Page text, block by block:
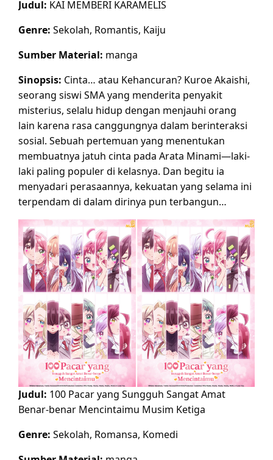
Judul: KAI MEMBERI KARAMELIS
Genre: Sekolah, Romantis, Kaiju
Sumber Material: manga
Sinopsis: Cinta… atau Kehancuran? Kuroe Akaishi,
seorang siswi SMA yang menderita penyakit
misterius, selalu hidup dengan menjauhi orang
lain karena rasa canggungnya dalam berinteraksi
sosial. Sebuah pertemuan yang menentukan
membuatnya jatuh cinta pada Arata Minami—laki-
laki paling populer di kelasnya. Dan begitu ia
menyadari perasaannya, kekuatan yang selama ini
terpendam di dalam dirinya pun terbangun…
Judul: 100 Pacar yang Sungguh Sangat Amat
Benar-benar Mencintaimu Musim Ketiga
Genre: Sekolah, Romansa, Komedi